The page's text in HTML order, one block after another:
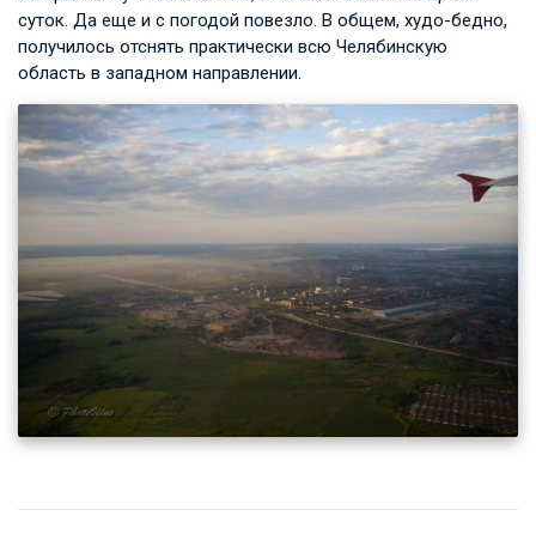
суток. Да еще и с погодой повезло. В общем, худо-бедно,
получилось отснять практически всю Челябинскую
область в западном направлении.